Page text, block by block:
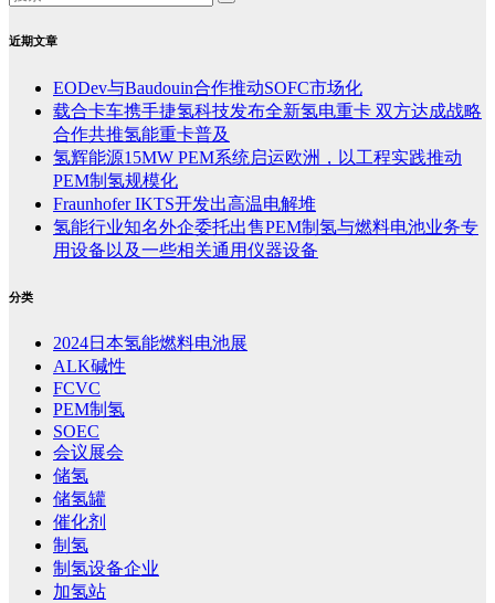
近期文章
EODev与Baudouin合作推动SOFC市场化
载合卡车携手捷氢科技发布全新氢电重卡 双方达成战略
合作共推氢能重卡普及
氢辉能源15MW PEM系统启运欧洲，以工程实践推动
PEM制氢规模化
Fraunhofer IKTS开发出高温电解堆
氢能行业知名外企委托出售PEM制氢与燃料电池业务专
用设备以及一些相关通用仪器设备
分类
2024日本氢能燃料电池展
ALK碱性
FCVC
PEM制氢
SOEC
会议展会
储氢
储氢罐
催化剂
制氢
制氢设备企业
加氢站